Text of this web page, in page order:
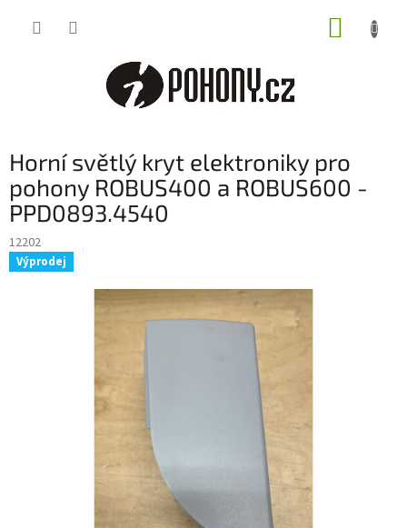
Horní světlý kryt elektroniky pro
pohony ROBUS400 a ROBUS600 -
PPD0893.4540
12202
Výprodej